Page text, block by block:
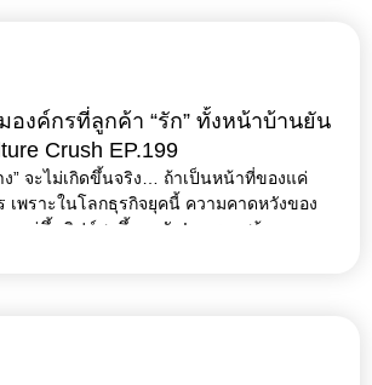
องค์กรที่ลูกค้า “รัก” ทั้งหน้าบ้านยัน
Crush EP.199
ง” จะไม่เกิดขึ้นจริง… ถ้าเป็นหน้าที่ของแค่
เพราะในโลกธุรกิจยุคนี้ ความคาดหวังของ
แต่ขึ้นลิฟต์สูงขึ้นทุกวัน! การจะสร้าง